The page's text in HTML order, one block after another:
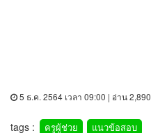
5 ธ.ค. 2564 เวลา 09:00 | อ่าน 2,890
tags : ครูผู้ช่วย แนวข้อสอบ